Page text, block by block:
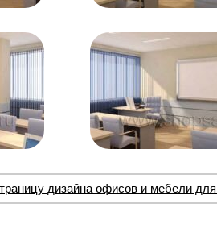
дизайна офисов и мебели